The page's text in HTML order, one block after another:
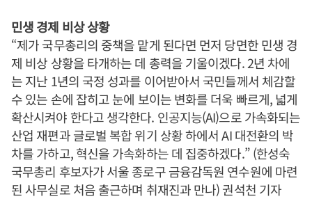
민생 경제 비상 상황
“제가 국무총리의 중책을 맡게 된다면 먼저 당면한 민생 경
제 비상 상황을 타개하는 데 총력을 기울이겠다. 2년 차에
는 지난 1년의 국정 성과를 이어받아서 국민들께서 체감할
수 있는 손에 잡히고 눈에 보이는 변화를 더욱 빠르게, 넓게
확산시켜야 한다고 생각한다. 인공지능(AI)으로 가속화되는
산업 재편과 글로벌 복합 위기 상황 하에서 AI 대전환의 박
차를 가하고, 혁신을 가속화하는 데 집중하겠다.” (한성숙
국무총리 후보자가 서울 종로구 금융감독원 연수원에 마련
된 사무실로 처음 출근하며 취재진과 만나) 권석천 기자